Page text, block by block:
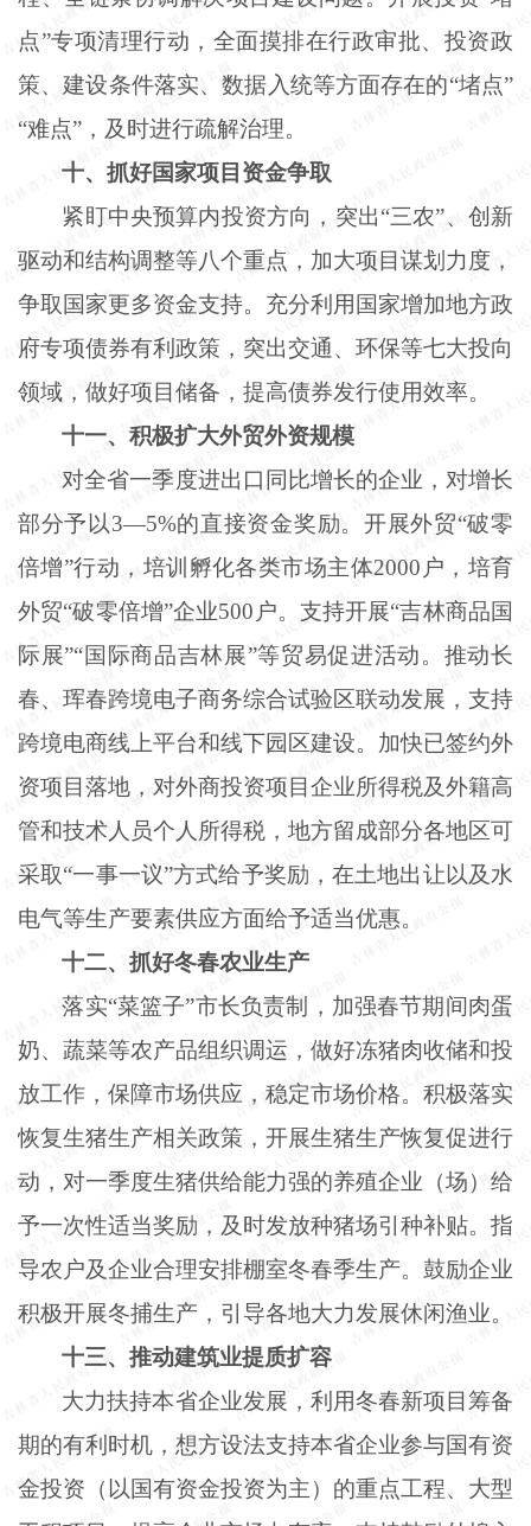
点”专项清理行动，全面摸排在行政审批、投资政
策、建设条件落实、数据入统等方面存在的“堵点”
“难点”，及时进行疏解治理。
十、抓好国家项目资金争取
紧盯中央预算内投资方向，突出“三农”、创新
驱动和结构调整等八个重点，加大项目谋划力度，
争取国家更多资金支持。充分利用国家增加地方政
府专项债券有利政策，突出交通、环保等七大投向
领域，做好项目储备，提高债券发行使用效率。
十一、积极扩大外贸外资规模
对全省一季度进出口同比增长的企业，对增长
部分予以3—5%的直接资金奖励。开展外贸“破零
倍增”行动，培训孵化各类市场主体2000户，培育
外贸“破零倍增”企业500户。支持开展“吉林商品国
际展”“国际商品吉林展”等贸易促进活动。推动长
春、珲春跨境电子商务综合试验区联动发展，支持
跨境电商线上平台和线下园区建设。加快已签约外
资项目落地，对外商投资项目企业所得税及外籍高
管和技术人员个人所得税，地方留成部分各地区可
采取“一事一议”方式给予奖励，在土地出让以及水
电气等生产要素供应方面给予适当优惠。
十二、抓好冬春农业生产
落实“菜篮子”市长负责制，加强春节期间肉蛋
奶、蔬菜等农产品组织调运，做好冻猪肉收储和投
放工作，保障市场供应，稳定市场价格。积极落实
恢复生猪生产相关政策，开展生猪生产恢复促进行
动，对一季度生猪供给能力强的养殖企业（场）给
予一次性适当奖励，及时发放种猪场引种补贴。指
导农户及企业合理安排棚室冬春季生产。鼓励企业
积极开展冬捕生产，引导各地大力发展休闲渔业。
十三、推动建筑业提质扩容
大力扶持本省企业发展，利用冬春新项目筹备
期的有利时机，想方设法支持本省企业参与国有资
金投资（以国有资金投资为主）的重点工程、大型